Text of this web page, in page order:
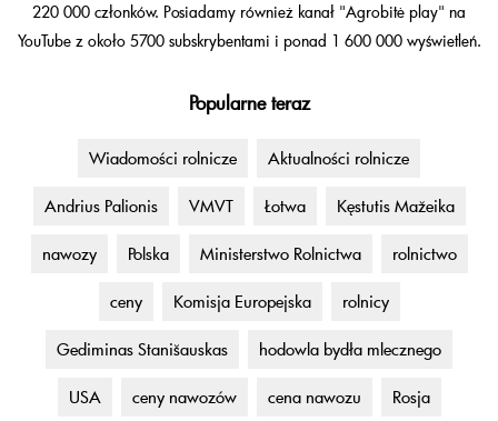
220 000 członków. Posiadamy również kanał "Agrobitė play" na
YouTube z około 5700 subskrybentami i ponad 1 600 000 wyświetleń.
Popularne teraz
Wiadomości rolnicze Aktualności rolnicze
Andrius Palionis VMVT Łotwa Kęstutis Mažeika
nawozy Polska Ministerstwo Rolnictwa rolnictwo
ceny Komisja Europejska rolnicy
Gediminas Stanišauskas hodowla bydła mlecznego
USA ceny nawozów cena nawozu Rosja